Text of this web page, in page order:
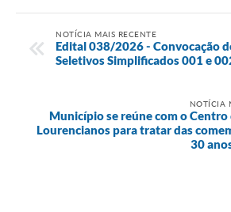
NOTÍCIA MAIS RECENTE
Edital 038/2026 - Convocação
Seletivos Simplificados 001 e
NOTÍCIA
Município se reúne com o Centro
Lourencianos para tratar das
30